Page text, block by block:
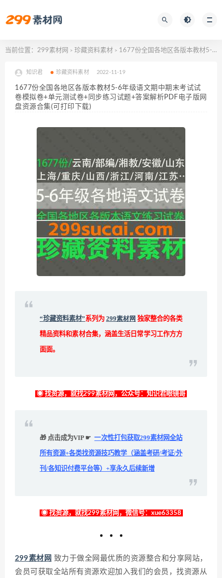
当前位置： 299素材网 > 珍藏资料素材 > 1677份全国各地区各版本教材5-6年级语文期中期末考试试卷模拟卷+单元测试卷+同步练习试题+答案解析PDF电子版网盘资源合集(可打印下载)
知识君 珍藏资料素材 2022-11-19
1677份全国各地区各版本教材5-6年级语文期中期末考试试
卷模拟卷+单元测试卷+同步练习试题+答案解析PDF电子版网
盘资源合集(可打印下载)
“珍藏资料素材”系列为 299素材网 独家整合的各类
精品资料和素材合集，涵盖生活日常学习工作方方
面面。
◉ 找资源，就找299素材网，公众号：知识君眼镜哥
🎁 点击成为VIP ☛ 一次性打包获取299素材网全站
所有资源+各类找资源技巧教学（涵盖考研/考证/外
刊/各知识付费平台等）+享永久后续新增
◉ 找资源，就找299素材网，微信号：xue63358
299素材网 致力于做全网最优质的资源整合和分享网站，
会员可获取全站所有资源欢迎加入我们的会员，找资源从